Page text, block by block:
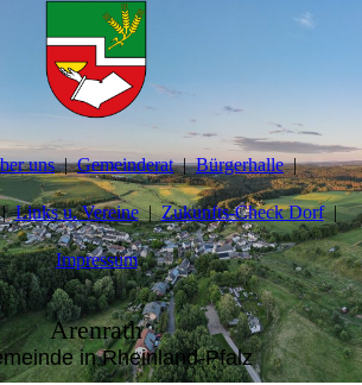
uns Gemeinderat Bürgerhalle
Links u. Vereine Zukunfts-Check Dorf
Impressum
Arenrath
in Rheinland-Pfalz